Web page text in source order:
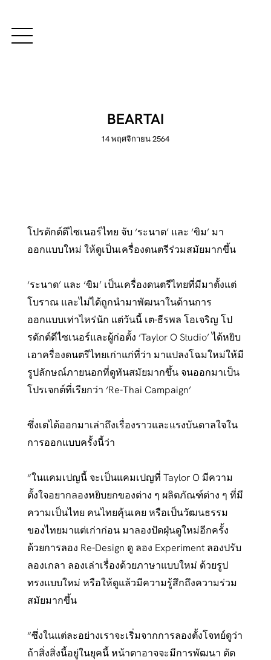
BEARTAI
14 พฤศจิกายน 2564
โปรดักต์ดีไซเนอร์ไทย จับ ‘ระนาด’ และ ‘ขิม’ มา
ออกแบบใหม่ ให้ดูเป็นเครื่องดนตรีร่วมสมัยมากขึ้น
‘ระนาด’ และ ‘ขิม’ เป็นเครื่องดนตรีไทยที่มีมาตั้งแต่
โบราณ และไม่ได้ถูกนำมาพัฒนาในด้านการ
ออกแบบเท่าไหร่นัก แต่วันนี้ เต-ธีรพล โอเจริญ โป
รดักต์ดีไซเนอร์และผู้ก่อตั้ง ‘Taylor O Studio’ ได้หยิบ
เอาครื่องดนตรีไทยเก่าแก่ที่ว่า มาแปลงโฉมใหม่ให้มี
รูปลักษณ์ภายนอกที่ดูทันสมัยมากขึ้น จนออกมาเป็น
โปรเจกต์ที่เรียกว่า ‘Re-Thai Campaign’
ซึ่งเตได้ออกมาเล่าถึงเรื่องราวและแรงบันดาลใจใน
การออกแบบครั้งนี้ว่า
“ในแคมเปญนี้ จะเป็นแคมเปญที่ Taylor O มีความ
ตั้งใจอยากลองหยิบยกของต่าง ๆ ผลิตภัณฑ์ต่าง ๆ ที่มี
ความเป็นไทย คนไทยคุ้นเคย หรือเป็นวัฒนธรรม
ของไทยมาแต่เก่าก่อน มาลองปัดฝุ่นดูใหม่อีกครั้ง
ด้วยการลอง Re-Design ดู ลอง Experiment ลองปรับ
ลองเกลา ลองเล่าเรื่องด้วยภาษาแบบใหม่ ด้วยรูป
ทรงแบบใหม่ หรือให้ดูแล้วมีความรู้สึกถึงความร่วม
สมัยมากขึ้น
“ซึ่งในแต่ละอย่างเราจะเริ่มจากการลองตั้งโจทย์ดูว่า
ถ้าสิ่งสิ่งนี้อยู่ในยุคนี้ หน้าตาอาจจะมีการพัฒนา ตัด